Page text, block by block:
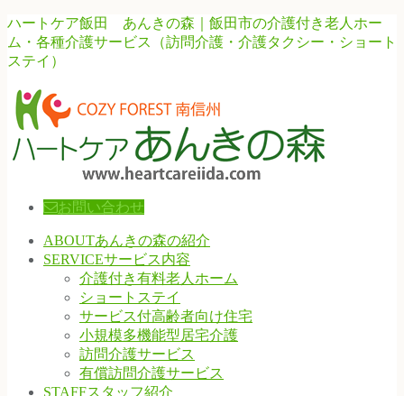
ハートケア飯田 あんきの森｜飯田市の介護付き老人ホー
ム・各種介護サービス（訪問介護・介護タクシー・ショート
ステイ）
お問い合わせ
ABOUTあんきの森の紹介
SERVICEサービス内容
介護付き有料老人ホーム
ショートステイ
サービス付高齢者向け住宅
小規模多機能型居宅介護
訪問介護サービス
有償訪問介護サービス
STAFFスタッフ紹介